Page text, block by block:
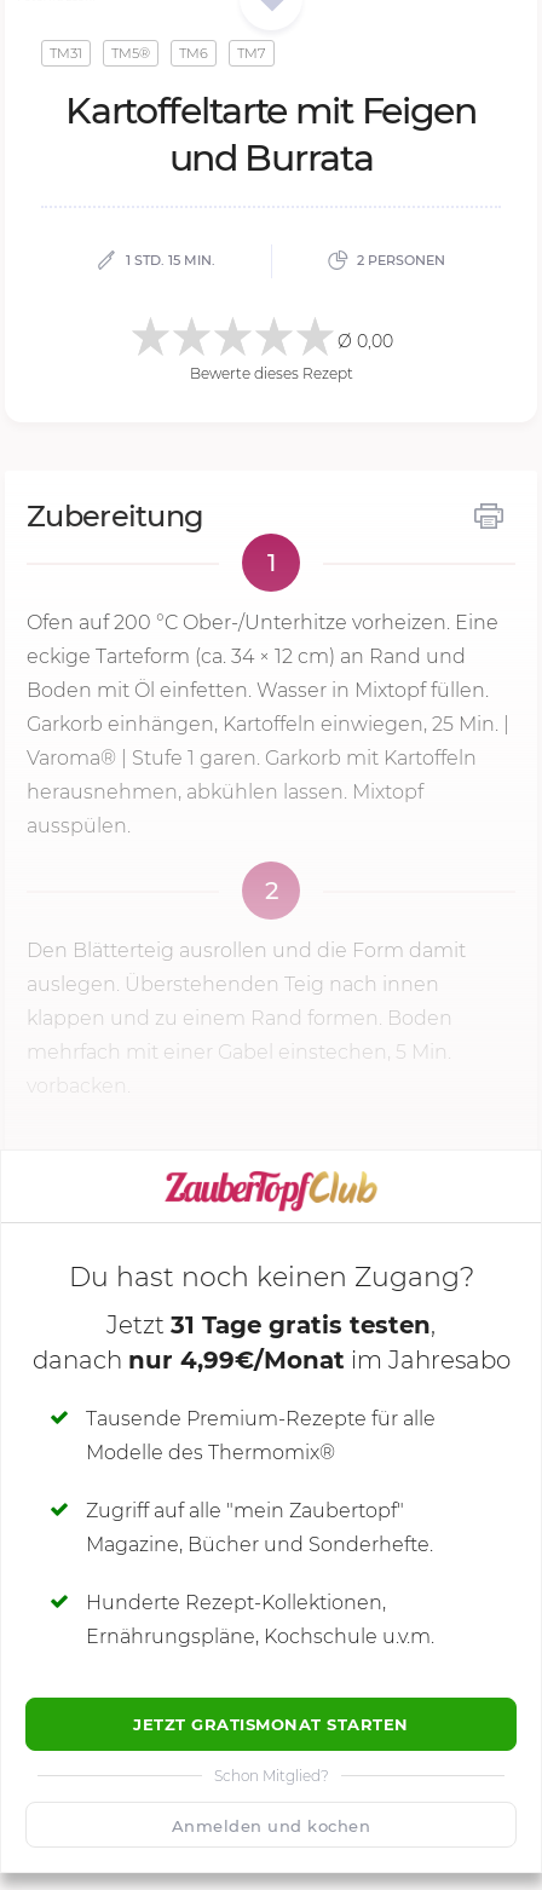
TM31 TM5® TM6 TM7
Kar­tof­feltar­te mit Fei­gen
und Bur­ra­ta
1 STD. 15 MIN. 2 PERSONEN
Ø 0,00
Bewerte dieses Rezept
Zubereitung
1
Ofen auf200 °C Ober-/Unterhitze vorheizen. Eine
eckige Tarteform (ca. 34 × 12 cm) an Rand und
Boden mit Öl einfetten. Wasser in Mixtopf füllen.
Garkorb einhängen, Kartoffeln einwiegen, 25 Min.
Varoma® | Stufe 1 garen. Garkorb mit Kartoffeln
herausnehmen, abkühlen lassen. Mixtopf
ausspülen.
2
Den Blätterteig ausrollen und die Form damit
auslegen. Überstehenden Teig nach innen
klappen und zu einem Rand formen. Boden
mehrfach mit einer Gabel einstechen, 5 Min.
vorbacken.
KOCHMODUS STARTEN
Deine Notizen
Du hast noch keinen Zugang?
Jetzt 31 Tage gratis testen,
danach nur 4,99€/Monat im Jahresabo
Tausende Premium-Rezepte für alle
Modelle des Thermomix®
Zugriff auf alle "mein Zaubertopf"
Magazine, Bücher und Sonderhefte.
Hunderte Rezept-Kollektionen,
Ernährungspläne, Kochschule u.v.m.
JETZT GRATISMONAT STARTEN
Schon Mitglied?
Anmelden und kochen
Kommentare
🙂 1500 Speichern